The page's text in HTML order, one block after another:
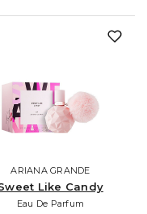
ARIANA GRANDE
Like Candy
Eau De Parfum